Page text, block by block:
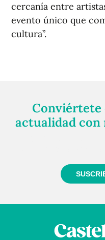
cercanía entre
evento único que
cultura”.
Conviértete
actualidad